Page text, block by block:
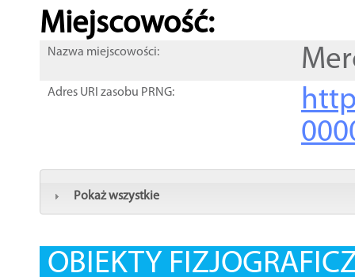
Miejscowość:
Nazwa miejscowości:
Adres URI zasobu PRNG:
Pokaż wszystkie
OBIEKTY